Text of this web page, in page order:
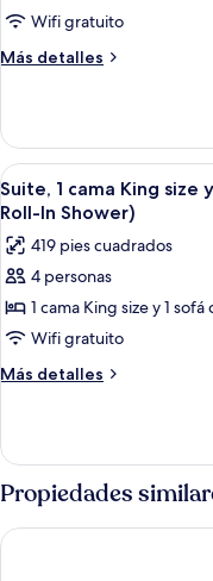
1
cama
y
sofá
cama
(Mobility
Accessible,
Tub)
Wifi gratuito
Más detalles
Más
1
cama
King
size
sofá
cama
(Mobility
Accessible,
Tub)
Abrir
todas
las
fotos
de
Suite,
1
cama
y
cama
(Mobility
4
Suite, 1 cama King
Roll-In Shower)
419 pies cuadrados
4 personas
1 cama King size y 1
Wifi gratuito
Más detalles
Más
1
cama
King
size
y
Propiedades
Wyndham San Diego